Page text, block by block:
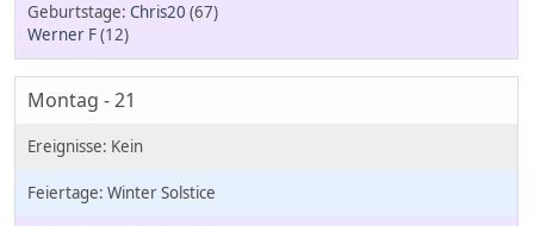
Chris20 (67)
Werner F(12)
Montag - 21
Winter Solstice